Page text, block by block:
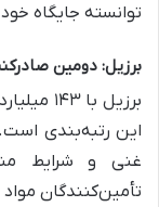
توانسته جایگاه
برزیل: دومین
این رتبه‌بندی
غنی و شرایط
تأمین‌کنندگان